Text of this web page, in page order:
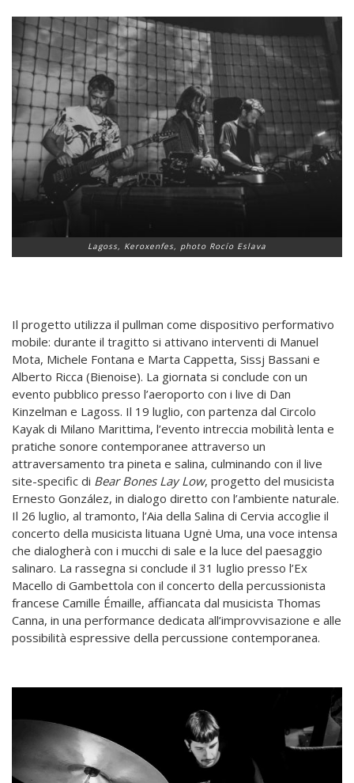
Lagoss, Keroxenfes, photo Rocío Eslava
Il progetto utilizza il pullman come dispositivo performativo
mobile: durante il tragitto si attivano interventi di Manuel
Mota, Michele Fontana e Marta Cappetta, Sissj Bassani e
Alberto Ricca (Bienoise). La giornata si conclude con un
evento pubblico presso l’aeroporto con i live di Dan
Kinzelman e Lagoss. Il 19 luglio, con partenza dal Circolo
Kayak di Milano Marittima, l’evento intreccia mobilità lenta e
pratiche sonore contemporanee attraverso un
attraversamento tra pineta e salina, culminando con il live
site-specific di Bear Bones Lay Low, progetto del musicista
Ernesto González, in dialogo diretto con l’ambiente naturale.
Il 26 luglio, al tramonto, l’Aia della Salina di Cervia accoglie il
concerto della musicista lituana Ugnė Uma, una voce intensa
che dialogherà con i mucchi di sale e la luce del paesaggio
salinaro. La rassegna si conclude il 31 luglio presso l’Ex
Macello di Gambettola con il concerto della percussionista
francese Camille Émaille, affiancata dal musicista Thomas
Canna, in una performance dedicata all’improvvisazione e alle
possibilità espressive della percussione contemporanea.